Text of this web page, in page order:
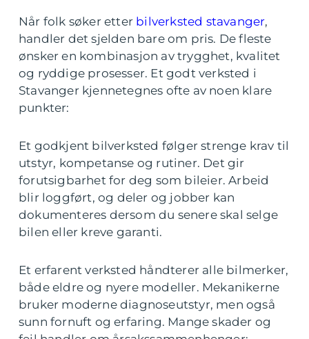
Når folk søker etter bilverksted stavanger,
handler det sjelden bare om pris. De fleste
ønsker en kombinasjon av trygghet, kvalitet
og ryddige prosesser. Et godt verksted i
Stavanger kjennetegnes ofte av noen klare
punkter:
Et godkjent bilverksted følger strenge krav til
utstyr, kompetanse og rutiner. Det gir
forutsigbarhet for deg som bileier. Arbeid
blir loggført, og deler og jobber kan
dokumenteres dersom du senere skal selge
bilen eller kreve garanti.
Et erfarent verksted håndterer alle bilmerker,
både eldre og nyere modeller. Mekanikerne
bruker moderne diagnoseutstyr, men også
sunn fornuft og erfaring. Mange skader og